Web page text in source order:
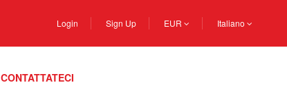
Login Sign Up EUR Italiano
CONTATTATECI